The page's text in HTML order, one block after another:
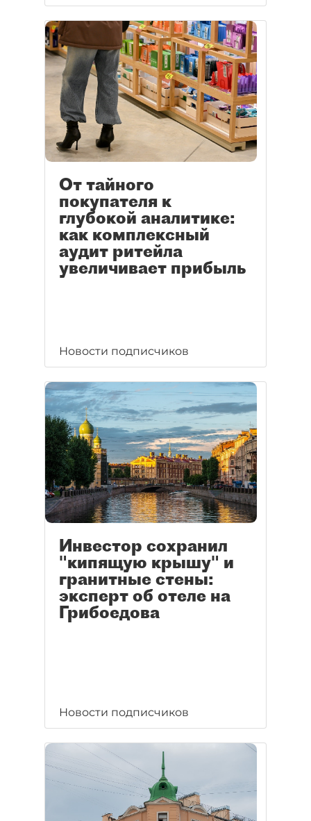
От тайного
покупателя к
глубокой аналитике:
как комплексный
аудит ритейла
увеличивает прибыль
Новости подписчиков
Инвестор сохранил
"кипящую крышу" и
гранитные стены:
эксперт об отеле на
Грибоедова
Новости подписчиков